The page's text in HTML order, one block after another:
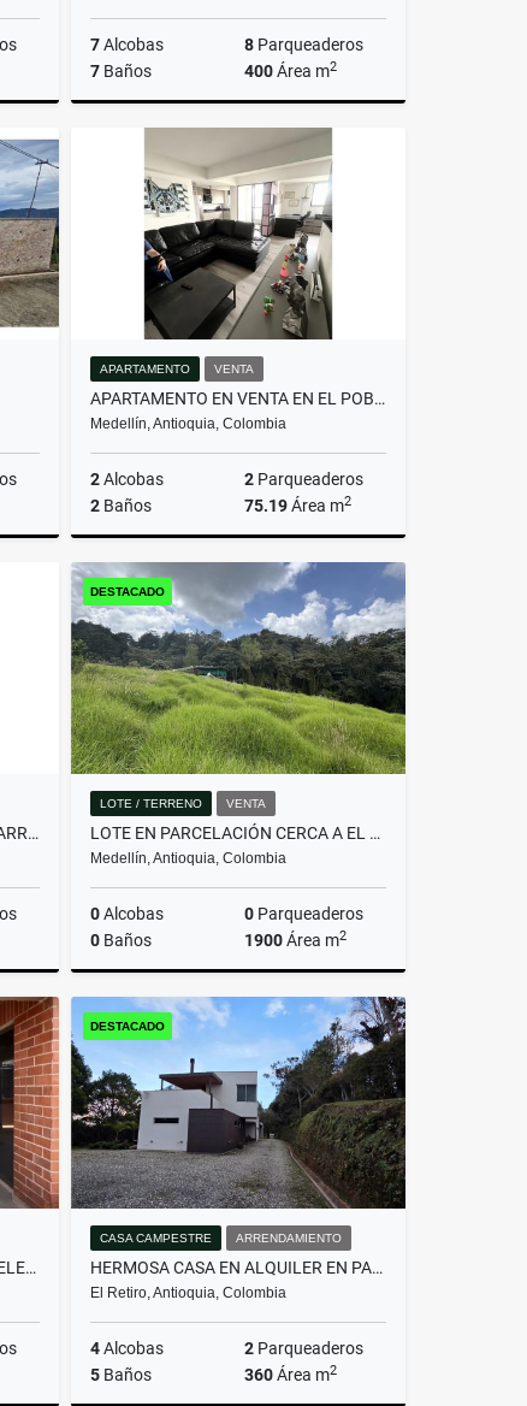
7Alcobas 8 Parqueaderos
7 Baños 400Área m2
$1.250.000.000
APARTAMENTO VENTA
APARTAMENTO EN VENTA EN EL POBLADO | SECTOR PALMAS | COUNTRY CLUB
Medellín, Antioquia, Colombia
2Alcobas 2 Parqueaderos
2 Baños 75.19Área m2
Venta
$760.000.000
APARTAMENTO DE 332 MTRS EN ARRIENDO EN EL POBLADO, MEDELLÍN
DESTACADO
LOTE / TERRENO VENTA
LOTE EN PARCELACIÓN CERCA A EL ALTO DE PALMAS Y SANTA ELENA
Medellín, Antioquia, Colombia
0Alcobas 0 Parqueaderos
0 Baños 1900Área m2
Venta
$750.000.000
PENTHOUSE CERCA A VIVA LAURELES CON EXCELENTE VISTA
DESTACADO
CASA CAMPESTRE ARRENDAMIENTO
HERMOSA CASA EN ALQUILER EN PARCELACIÓN CAMPESTRE EN EL RETIRO
El Retiro, Antioquia, Colombia
4Alcobas 2 Parqueaderos
5 Baños 360Área m2